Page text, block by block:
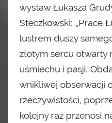
wystaw Łukasza
Steczkowski: „Prace
lustrem duszy
złotym sercu otwarty
uśmiechu i pasji.
wnikliwej obserwacji
rzeczywistości,
kolejny raz przenosi